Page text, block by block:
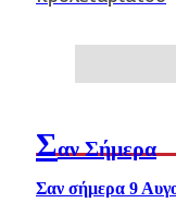
Σαν Σήμερα
Σαν σήμερα 9